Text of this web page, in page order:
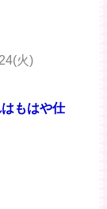
火)
もはや仕